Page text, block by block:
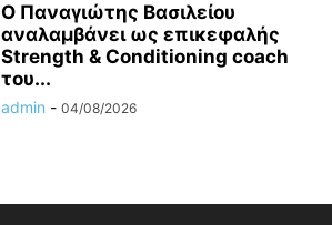
Ο Παναγιώτης Βασιλείου
αναλαμβάνει ως επικεφαλής
Strength & Conditioning coach
του...
admin - 04/08/2026